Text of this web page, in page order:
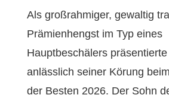
Als großrahmiger, gewaltig
Prämienhengst im Typ eines
Hauptbeschälers
anlässlich seiner Körung
der Besten 2026. Der Sohn